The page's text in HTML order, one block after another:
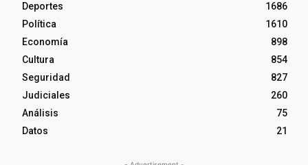
Deportes
1686
Política
1610
Economía
898
Cultura
854
Seguridad
827
Judiciales
260
Análisis
75
Datos
21